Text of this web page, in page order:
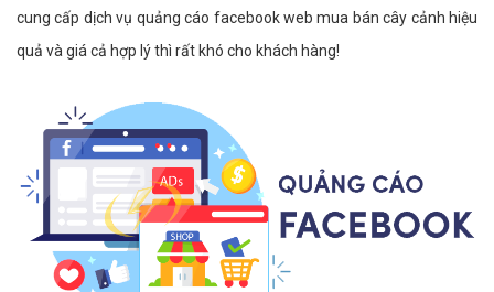
cung cấp dịch vụ quảng cáo facebook web mua bán cây cảnh hiệu
quả và giá cả hợp lý thì rất khó cho khách hàng!